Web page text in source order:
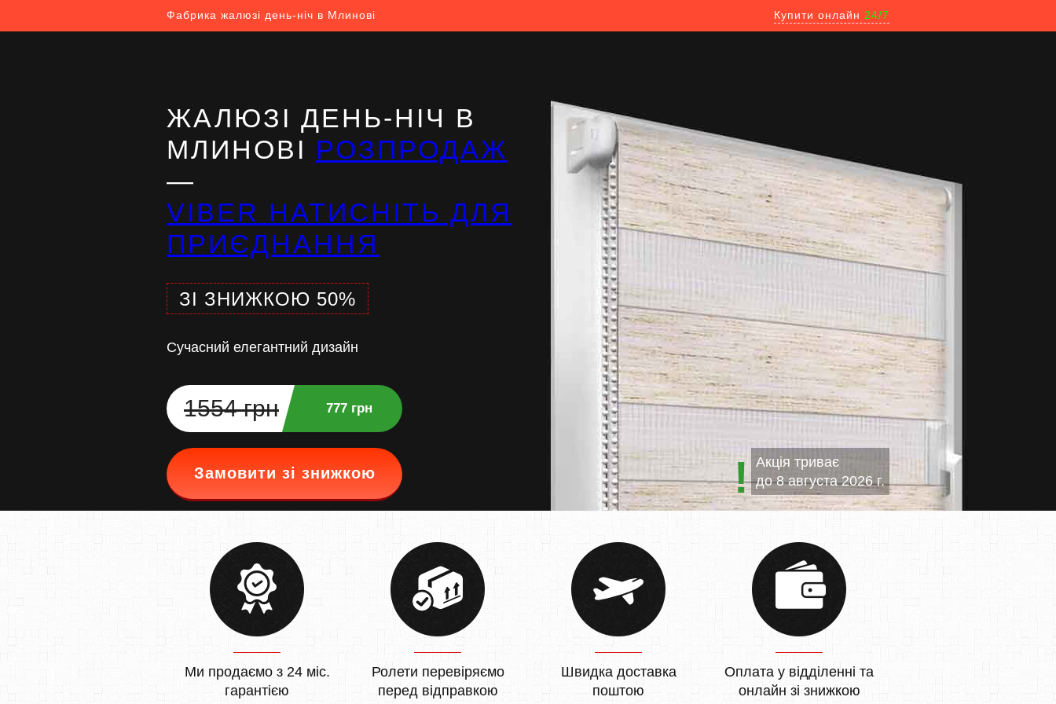
Фабрика жалюзі день-ніч в Млинові Купити онлайн 24/7
ЖАЛЮЗІ ДЕНЬ-НІЧ В
МЛИНОВІ РОЗПРОДАЖ
—
VIBER НАТИСНІТЬ ДЛЯ
ПРИЄДНАННЯ
ЗІ ЗНИЖКОЮ 50%
Сучасний елегантний дизайн
1554 грн 777 грн
Замовити зі знижкою
Акція триває
до8 августа 2026 г.
Ми продаємо з 24 міс.
гарантією
Ролети перевіряємо
перед відправкою
Швидка доставка
поштою
Оплата у відділенні та
онлайн зі знижкою